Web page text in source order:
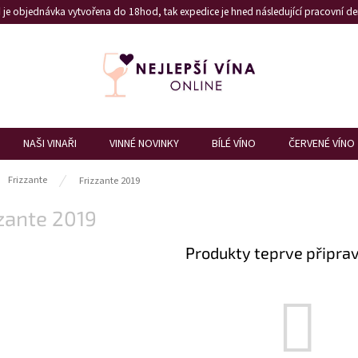
objednávka vytvořena do 18hod, tak expedice je hned následující pracovní
NAŠI VINAŘI VINNÉ NOVINKY BÍLÉ VÍNO ČERVENÉ VÍNO
Frizzante Frizzante 2019
2019
Produkty teprve